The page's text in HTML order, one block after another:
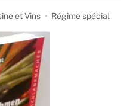
et Vins Régime spécial